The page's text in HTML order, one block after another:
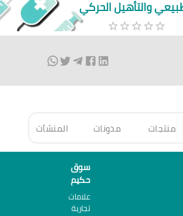
والتأهيل الحركي
منتجات مدونات المنشآت
سوق
حكيم
علامات
تجارية